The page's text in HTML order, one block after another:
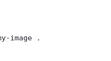
image .